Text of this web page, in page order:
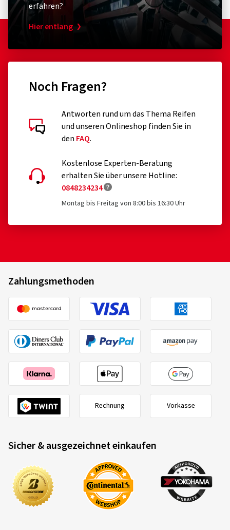
erfahren?
Hier entlang
Noch Fragen?
Antworten rund um das Thema Reifen
und unseren Onlineshop finden Sie in
den FAQ.
Kostenlose Experten-Beratung
erhalten Sie über unsere Hotline:
0848234234
Montag bis Freitag von 8:00 bis 16:30 Uhr
Zahlungsmethoden
Rechnung Vorkasse
Sicher & ausgezeichnet einkaufen